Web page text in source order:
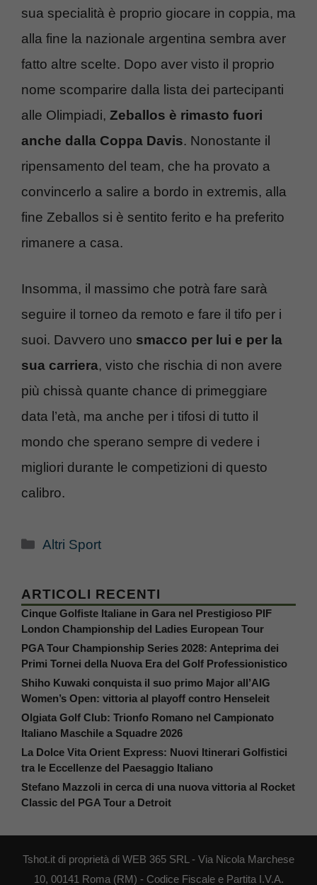
sua specialità è proprio giocare in coppia, ma
alla fine la nazionale argentina sembra aver
fatto altre scelte. Dopo aver visto il proprio
nome scomparire dalla lista dei partecipanti
alle Olimpiadi, Zeballos è rimasto fuori
anche dalla Coppa Davis. Nonostante il
ripensamento del team, che ha provato a
convincerlo a salire a bordo in extremis, alla
fine Zeballos si è sentito ferito e ha preferito
rimanere a casa.
Insomma, il massimo che potrà fare sarà
seguire il torneo da remoto e fare il tifo per i
suoi. Davvero uno smacco per lui e per la
sua carriera, visto che rischia di non avere
più chissà quante chance di primeggiare
data l’età, ma anche per i tifosi di tutto il
mondo che sperano sempre di vedere i
migliori durante le competizioni di questo
calibro.
Categorie
Altri Sport
ARTICOLI RECENTI
Cinque Golfiste Italiane in Gara nel Prestigioso PIF
London Championship del Ladies European Tour
PGA Tour Championship Series 2028: Anteprima dei
Primi Tornei della Nuova Era del Golf Professionistico
Shiho Kuwaki conquista il suo primo Major all’AIG
Women’s Open: vittoria al playoff contro Henseleit
Olgiata Golf Club: Trionfo Romano nel Campionato
Italiano Maschile a Squadre 2026
La Dolce Vita Orient Express: Nuovi Itinerari Golfistici
tra le Eccellenze del Paesaggio Italiano
Stefano Mazzoli in cerca di una nuova vittoria al Rocket
Classic del PGA Tour a Detroit
Tshot.it di proprietà di WEB 365 SRL - Via Nicola Marchese
10, 00141 Roma (RM) - Codice Fiscale e Partita I.V.A.